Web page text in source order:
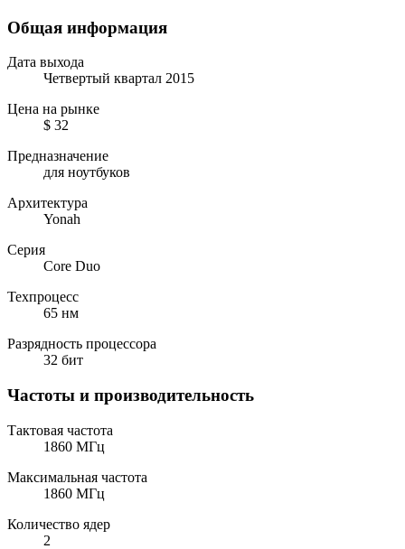
Общая информация
Дата выхода
Четвертый квартал 2015
Цена на рынке
$ 32
Предназначение
для ноутбуков
Архитектура
Yonah
Серия
Core Duo
Техпроцесс
65 нм
Разрядность процессора
32 бит
Частоты и производительность
Тактовая частота
1860 МГц
Максимальная частота
1860 МГц
Количество ядер
2